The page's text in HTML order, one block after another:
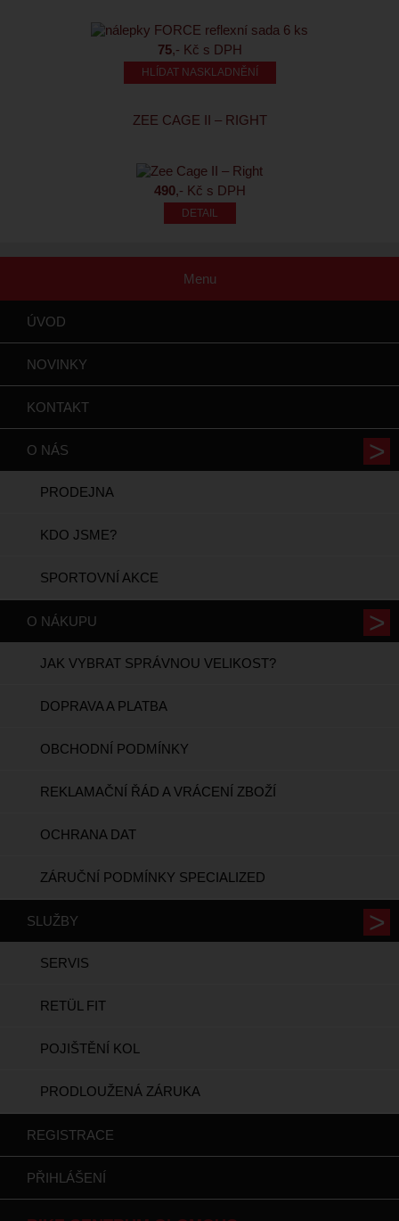
75,- Kč s DPH
HLÍDAT NASKLADNĚNÍ
ZEE CAGE II – RIGHT
490,- Kč s DPH
Menu
ÚVOD
NOVINKY
KONTAKT
O NÁS
PRODEJNA
KDO JSME?
SPORTOVNÍ AKCE
O NÁKUPU
JAK VYBRAT SPRÁVNOU VELIKOST?
DOPRAVA A PLATBA
OBCHODNÍ PODMÍNKY
REKLAMAČNÍ ŘÁD A VRÁCENÍ ZBOŽÍ
OCHRANA DAT
ZÁRUČNÍ PODMÍNKY SPECIALIZED
SLUŽBY
SERVIS
RETÜL FIT
POJIŠTĚNÍ KOL
PRODLOUŽENÁ ZÁRUKA
REGISTRACE
PŘIHLÁŠENÍ